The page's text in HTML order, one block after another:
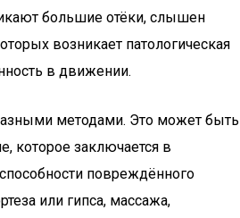
большие отёки, слышен
возникает патологическая
в движении.
методами. Это может быть
которое заключается в
повреждённого
или гипса, массажа,